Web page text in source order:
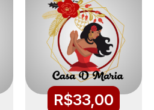
R$33,00